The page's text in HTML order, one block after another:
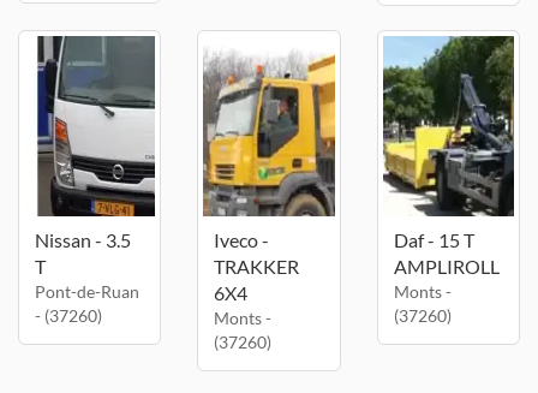
Nissan - 3.5
T
Pont-de-Ruan
- (37260)
Iveco -
TRAKKER
6X4
Monts -
(37260)
Daf - 15 T
AMPLIROLL
Monts -
(37260)